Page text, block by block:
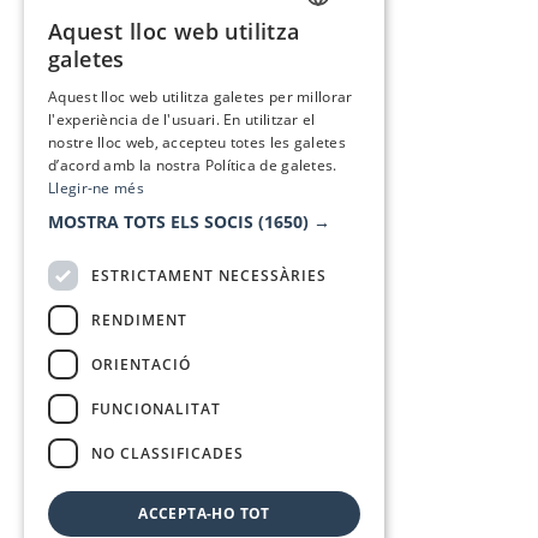
Aquest lloc web utilitza
galetes
Aquest lloc web utilitza galetes per millorar
l'experiència de l'usuari. En utilitzar el
nostre lloc web, accepteu totes les galetes
d’acord amb la nostra Política de galetes.
Llegir-ne més
MOSTRA TOTS ELS SOCIS (1650) →
ESTRICTAMENT NECESSÀRIES
RENDIMENT
ORIENTACIÓ
FUNCIONALITAT
NO CLASSIFICADES
ACCEPTA-HO TOT